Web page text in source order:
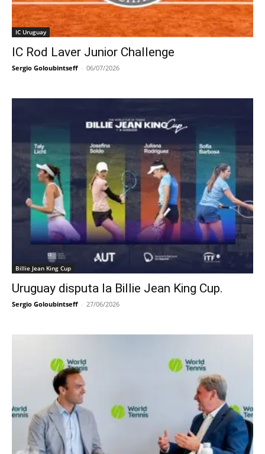
IC Uruguay
IC Rod Laver Junior Challenge
Sergio Goloubintseff - 06/07/2026
Billie Jean King Cup
Uruguay disputa la Billie Jean King Cup.
Sergio Goloubintseff - 27/06/2026